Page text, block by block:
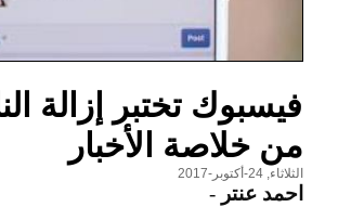
فيسبوك تختبر إزالة
من خلاصة الأخبار
الثلاثاء, 24-أكتوبر-2017
احمد عنتر -